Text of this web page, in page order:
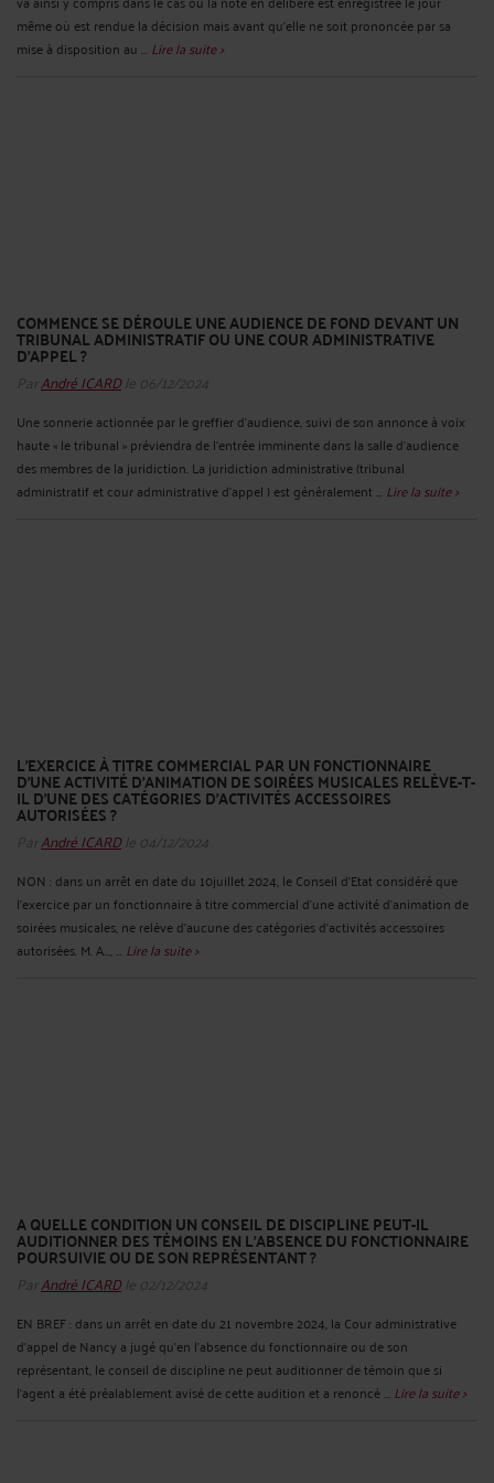
même où est rendue la décision mais avant qu’elle ne soit prononcée par sa
mise à disposition au ... Lire la suite >
COMMENCE SE DÉROULE UNE AUDIENCE DE FOND DEVANT UN
TRIBUNAL ADMINISTRATIF OU UNE COUR ADMINISTRATIVE
D'APPEL ?
ParAndré ICARDle 06/12/2024
Une sonnerie actionnée par le greffier d'audience, suivi de son annonce à voix
haute « le tribunal » préviendra de l'entrée imminente dans la salle d'audience
des membres de la juridiction. La juridiction administrative (tribunal
administratif et cour administrative d’appel ) est généralement ... Lire la suite >
L’EXERCICE À TITRE COMMERCIAL PAR UN FONCTIONNAIRE
D’UNE ACTIVITÉ D'ANIMATION DE SOIRÉES MUSICALES RELÈVE-T-
IL D'UNE DES CATÉGORIES D'ACTIVITÉS ACCESSOIRES
AUTORISÉES ?
ParAndré ICARDle 04/12/2024
NON : dans un arrêt en date du 10juillet 2024, le Conseil d’Etat considéré que
l’exercice par un fonctionnaire à titre commercial d’une activité d'animation de
soirées musicales, ne relève d'aucune des catégories d'activités accessoires
autorisées. M. A..., ... Lire la suite >
A QUELLE CONDITION UN CONSEIL DE DISCIPLINE PEUT-IL
AUDITIONNER DES TÉMOINS EN L’ABSENCE DU FONCTIONNAIRE
POURSUIVIE OU DE SON REPRÉSENTANT ?
ParAndré ICARDle 02/12/2024
EN BREF : dans un arrêt en date du 21 novembre 2024, la Cour administrative
d’appel de Nancy a jugé qu’en l'absence du fonctionnaire ou de son
représentant, le conseil de discipline ne peut auditionner de témoin que si
l'agent a été préalablement avisé de cette audition et a renoncé ... Lire la suite >